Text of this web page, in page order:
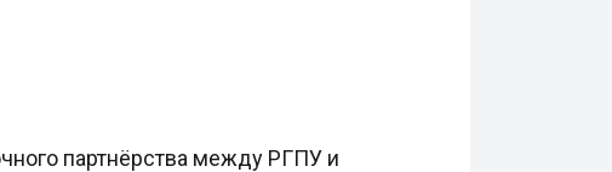
партнёрства между РГПУ и